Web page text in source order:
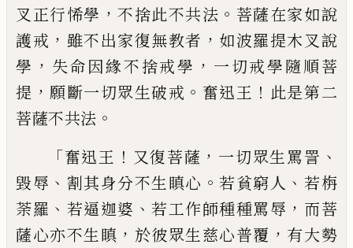
叉正行悕學 ，不捨此不共法 。 菩薩在家如說
護戒 ， 雖不出家復無教者 ， 如波羅提木叉說
學 ， 失命因緣不捨戒學 ， 一切戒學隨順菩
提 ， 願斷一切眾生破戒 。 奮迅王 ！ 此是第二
菩薩不共法 。
「奮迅王 ！ 又復菩薩 ， 一切眾生罵詈 、
毀辱 、 割其身分不生瞋心 。若貧窮人 、若栴
荼羅 、 若逼迦婆 、若工作師種種罵辱 ， 而菩
薩心亦不生瞋 ， 於彼眾生慈心普覆 ， 有大勢